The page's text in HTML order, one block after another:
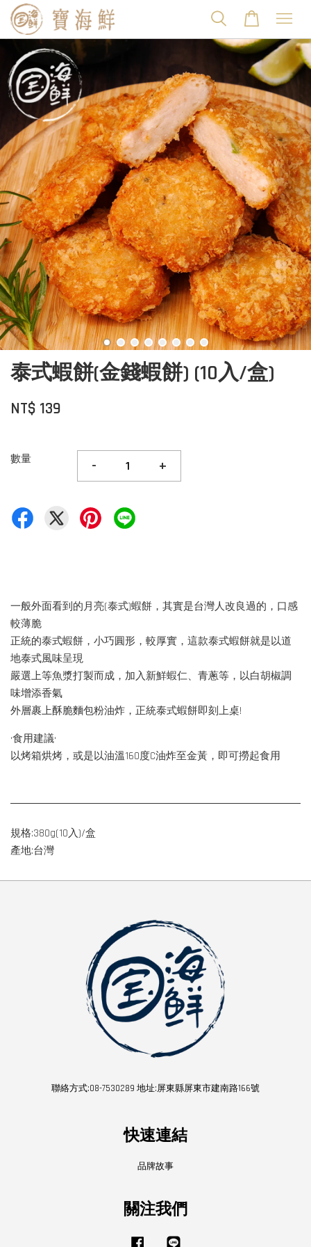
泰式蝦餅(金錢蝦餅) (10入/盒)
NT$ 139
數量 - +
一般外面看到的月亮(泰式)蝦餅，其實是台灣人改良過的，口感
較薄脆
正統的泰式蝦餅，小巧圓形，較厚實，這款泰式蝦餅就是以道
地泰式風味呈現
嚴選上等魚漿打製而成，加入新鮮蝦仁、青蔥等，以白胡椒調
味增添香氣
外層裹上酥脆麵包粉油炸，正統泰式蝦餅即刻上桌!
•食用建議•
以烤箱烘烤，或是以油溫160度C油炸至金黃，即可撈起食用
規格:380g(10入)/盒
產地:台灣
聯絡方式:08-7530289 地址:屏東縣屏東市建南路166號
快速連結
品牌故事
關注我們
Facebook